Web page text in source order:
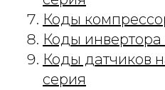
Коды
Коды инвертора
Коды датчиков
серия